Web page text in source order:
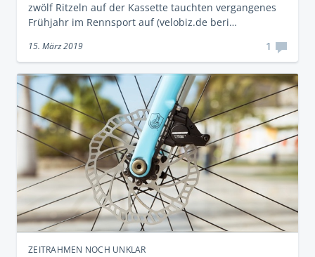
zwölf Ritzeln auf der Kassette tauchten vergangenes
Frühjahr im Rennsport auf (velobiz.de beri…
15. März 2019 1
ZEITRAHMEN NOCH UNKLAR